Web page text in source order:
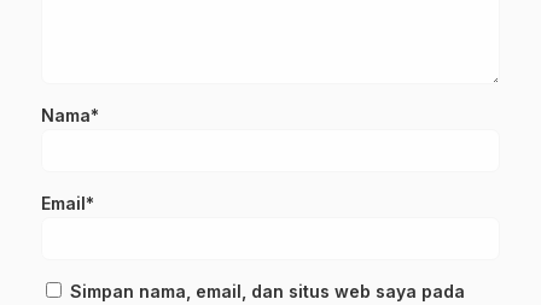
Nama*
Email*
Simpan nama, email, dan situs web saya pada